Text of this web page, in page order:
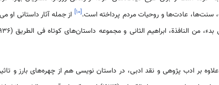
سنت‌ها، عادت‌ها و روحیات مردم پرداخته است.[۱۰] از جمله آثار داستانی او
حسین (1889-1973) علاوه بر ادب پژوهی و نقد ادبی، در داستان نویسی هم از چهره‌های بارز و